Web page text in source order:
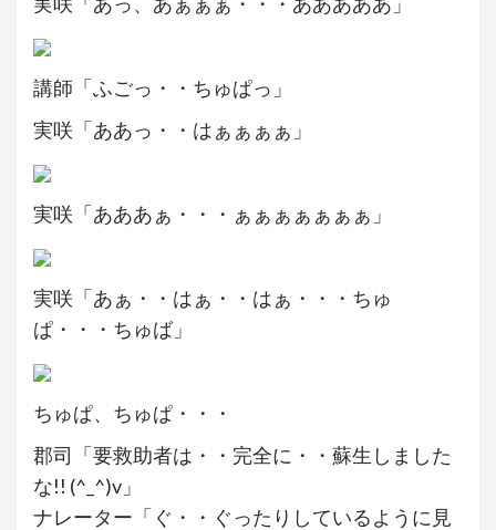
講師「ふごっ・・ちゅぱっ」
実咲「ああっ・・はぁぁぁぁ」
実咲「あああぁ・・・ぁぁぁぁぁぁぁ」
実咲「あぁ・・はぁ・・はぁ・・・ちゅ
ぱ・・・ちゅば」
ちゅぱ、ちゅぱ・・・
郡司「要救助者は・・完全に・・蘇生しました
な!! (^_^)v」
ナレーター「ぐ・・ぐったりしているように見